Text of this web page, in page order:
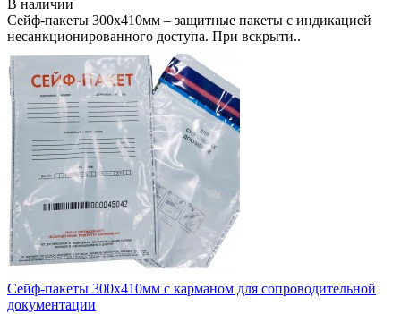
В наличии
Сейф-пакеты 300х410мм – защитные пакеты с индикацией
несанкционированного доступа. При вскрыти..
Сейф-пакеты 300х410мм с карманом для сопроводительной
документации